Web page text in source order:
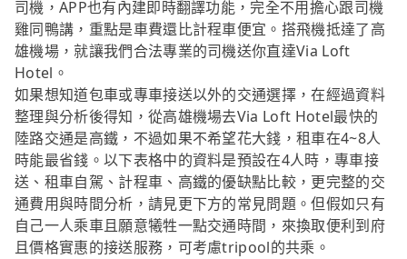
司機，APP也有內建即時翻譯功能，完全不用擔心跟司機
雞同鴨講，重點是車費還比計程車便宜。搭飛機抵達了高
雄機場，就讓我們合法專業的司機送你直達Via Loft
Hotel。
如果想知道包車或專車接送以外的交通選擇，在經過資料
整理與分析後得知，從高雄機場去Via Loft Hotel最快的
陸路交通是高鐵，不過如果不希望花大錢，租車在4~8人
時能最省錢。以下表格中的資料是預設在4人時，專車接
送、租車自駕、計程車、高鐵的優缺點比較，更完整的交
通費用與時間分析，請見更下方的常見問題。但假如只有
自己一人乘車且願意犧牲一點交通時間，來換取便利到府
且價格實惠的接送服務，可考慮tripool的共乘。